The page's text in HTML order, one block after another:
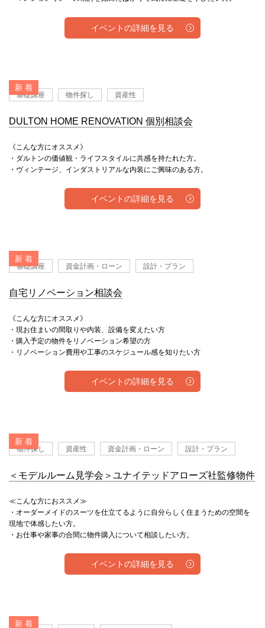
イベントの詳細を見る
新 着
基礎講座 物件探し 資産性
DULTON HOME RENOVATION 個別相談会
《こんな方にオススメ》
・ダルトンの価値観・ライフスタイルに共感を持たれた方。
・ヴィンテージ、インダストリアルな内装にご興味のある方。
イベントの詳細を見る
新 着
基礎講座 資金計画・ローン 設計・プラン
自宅リノベーション相談会
《こんな方にオススメ》
・現お住まいの間取りや内装、設備を変えたい方
・購入予定の物件をリノベーション希望の方
・リノベーション費用や工事のスケジュール感を知りたい方
イベントの詳細を見る
新 着
物件探し 資産性 資金計画・ローン 設計・プラン
＜モデルルーム見学会＞ユナイテッドアローズ社監修物件
≪こんな方におススメ≫
・オーダーメイドのスーツを仕立てるように自分らしく住まうための空間を
現地で体感したい方。
・お仕事や家事の合間に物件購入について相談したい方。
イベントの詳細を見る
新 着